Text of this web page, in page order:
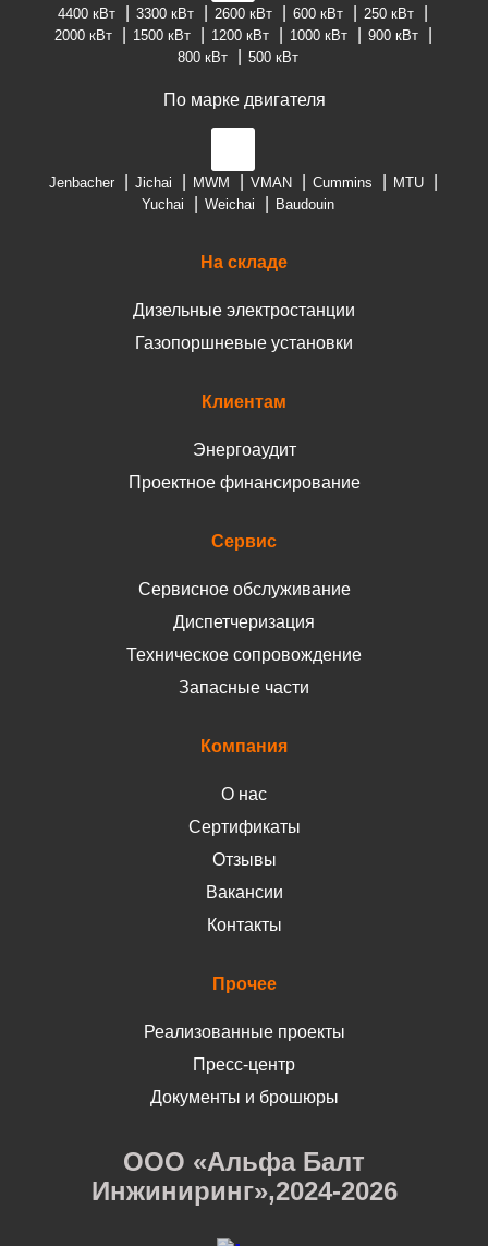
4400 кВт 3300 кВт 2600 кВт 600 кВт
250 кВт
2000 кВт
1500 кВт 1200 кВт 1000 кВт
900 кВт
800 кВт
500 кВт
По марке двигателя
Jenbacher Jichai MWM VMAN Cummins
MTU
Yuchai
Weichai Baudouin
На складе
Дизельные электростанции
Газопоршневые установки
Клиентам
Энергоаудит
Проектное финансирование
Сервис
Сервисное обслуживание
Диспетчеризация
Техническое сопровождение
Запасные части
Компания
О нас
Сертификаты
Отзывы
Вакансии
Контакты
Прочее
Реализованные проекты
Пресс-центр
Документы и брошюры
ООО «Альфа Балт
Инжиниринг»,2024-2026